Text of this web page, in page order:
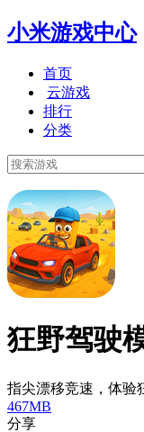
小米游戏中心
首页
云游戏
排行
分类
狂野驾驶
指尖漂移竞速，体验
467MB
分享